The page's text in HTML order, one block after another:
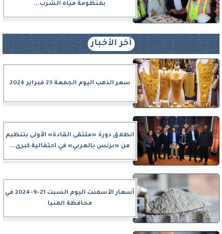
بمنظومة مياه الشرب...
آخر الأخبار
سعر الذهب اليوم الجمعة 23 فبراير 2024
انطلاق دورة «ملتقى القادة» الأولى بتنظيم
من «بزنس بالعربي» في احتفالية كبرى...
أسعار الأسمنت اليوم السبت 21-9-2024 في
محافظة المنيا